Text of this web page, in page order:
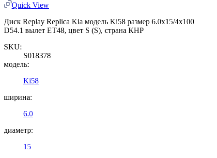
Quick View
Диск Replay Replica Kia модель Ki58 размер 6.0x15/4x100
D54.1 вылет ET48, цвет S (S), страна КНР
SKU:
S018378
модель:
Ki58
ширина:
6.0
диаметр:
15